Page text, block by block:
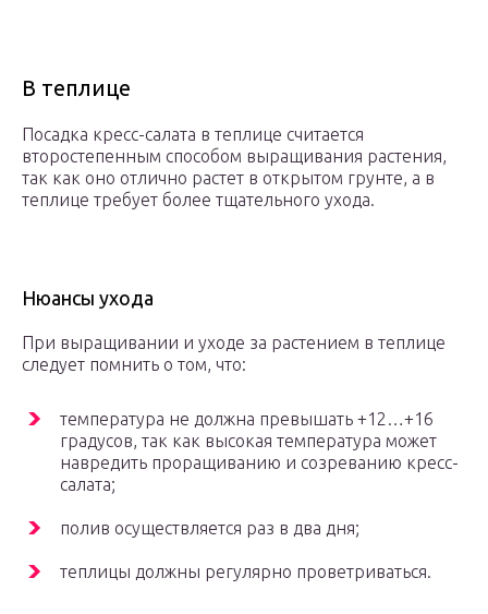
В теплице
Посадка кресс-салата в теплице считается
второстепенным способом выращивания растения,
так как оно отлично растет в открытом грунте, а в
теплице требует более тщательного ухода.
Нюансы ухода
При выращивании и уходе за растением в теплице
следует помнить о том, что:
температура не должна превышать +12…+16
градусов, так как высокая температура может
навредить проращиванию и созреванию кресс-
салата;
полив осуществляется раз в два дня;
теплицы должны регулярно проветриваться.